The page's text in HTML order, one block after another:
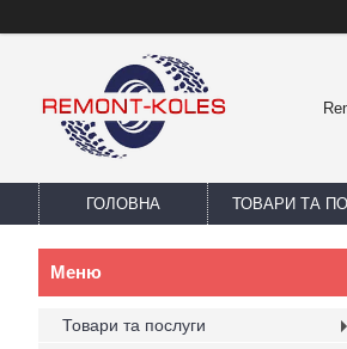
ГОЛОВНА ТОВАРИ ТА
Товари та послуги